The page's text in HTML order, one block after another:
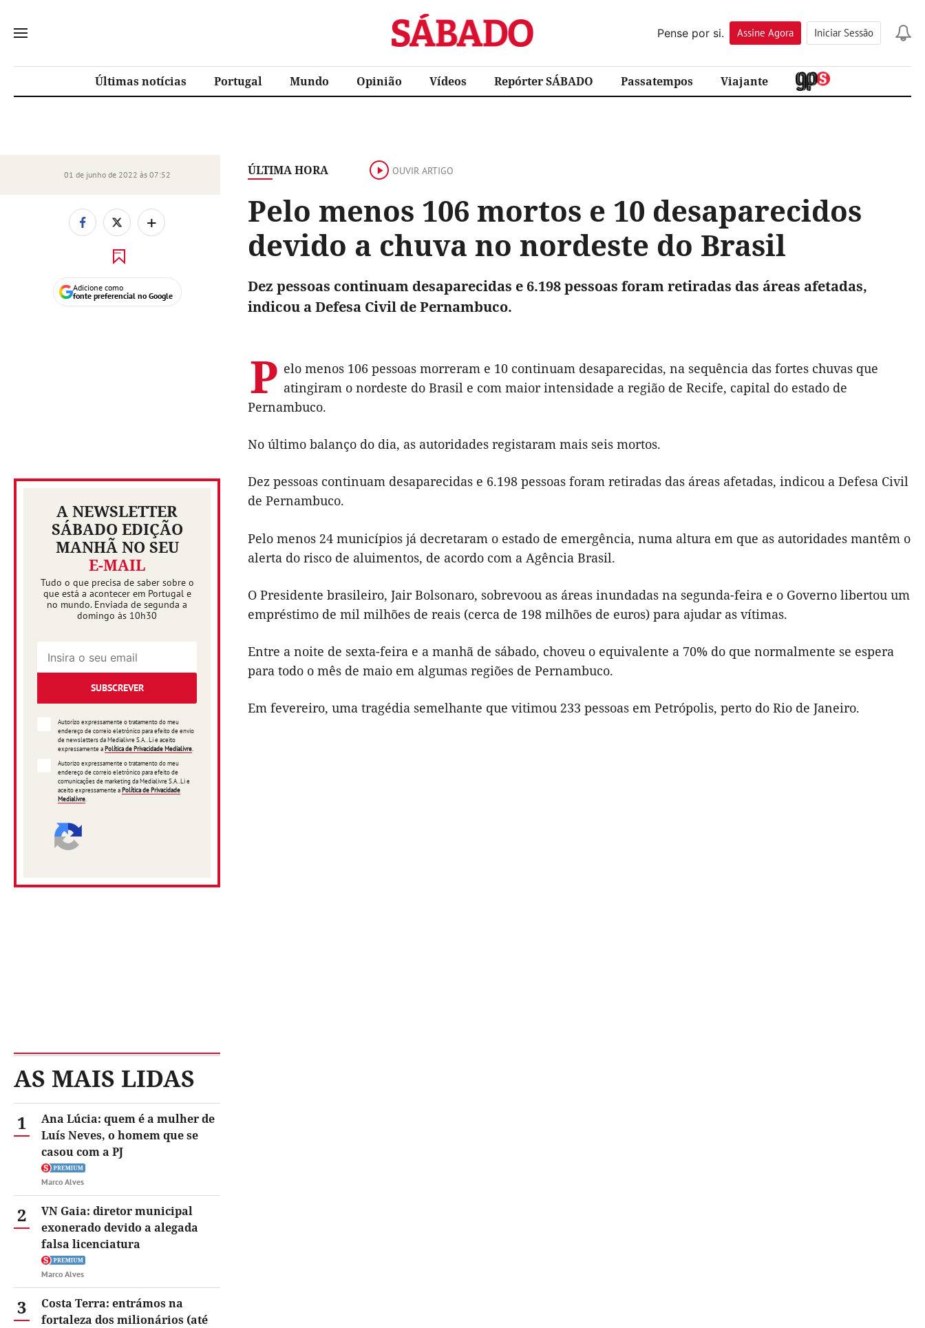
Sábado
Pense por si.
Assine Agora Iniciar Sessão
Últimas notícias Portugal Mundo Opinião Vídeos Repórter SÁBADO Passatempos Viajante
ÚLTIMA HORA OUVIR ARTIGO
Pelo menos 106 mortos e 10 desaparecidos
devido a chuva no nordeste do Brasil
01 de junho de 2022 às 07:52
+
Adicione como
fonte preferencial no Google
A NEWSLETTER
SÁBADO EDIÇÃO
MANHÃ NO SEU
E-MAIL
Tudo o que precisa de saber sobre o
que está a acontecer em Portugal e
no mundo. Enviada de segunda a
domingo às 10h30
SUBSCREVER
Autorizo expressamente o tratamento do meu
endereço de correio eletrónico para efeito de envio
de newsletters da Medialivre S.A.. Li e aceito
expressamente aPolítica de Privacidade Medialivre
Autorizo expressamente o tratamento do meu
endereço de correio eletrónico para efeito de
comunicações de marketing da Medialivre S.A..Li e
aceito expressamente aPolítica de Privacidade
Medialivre
AS MAIS LIDAS
1
Ana Lúcia: quem é a mulher de
Luís Neves, o homem que se
casou com a PJ
Marco Alves
2
VN Gaia: diretor municipal
exonerado devido a alegada
falsa licenciatura
Marco Alves
3
Costa Terra: entrámos na
fortaleza dos milionários (até
Dez pessoas continuam desaparecidas e 6.198 pessoas foram retiradas das áreas afetadas,
indicou a Defesa Civil de Pernambuco.
P elo menos 106 pessoas morreram e 10 continuam desaparecidas, na sequência das fortes chuvas que
atingiram o nordeste do Brasil e com maior intensidade a região de Recife, capital do estado de
Pernambuco.
No último balanço do dia, as autoridades registaram mais seis mortos.
Dez pessoas continuam desaparecidas e 6.198 pessoas foram retiradas das áreas afetadas, indicou a Defesa Civil
de Pernambuco.
Pelo menos 24 municípios já decretaram o estado de emergência, numa altura em que as autoridades mantêm o
alerta do risco de aluimentos, de acordo com a Agência Brasil.
O Presidente brasileiro, Jair Bolsonaro, sobrevoou as áreas inundadas na segunda-feira e o Governo libertou um
empréstimo de mil milhões de reais (cerca de 198 milhões de euros) para ajudar as vítimas.
Entre a noite de sexta-feira e a manhã de sábado, choveu o equivalente a 70% do que normalmente se espera
para todo o mês de maio em algumas regiões de Pernambuco.
Em fevereiro, uma tragédia semelhante que vitimou 233 pessoas em Petrópolis, perto do Rio de Janeiro.